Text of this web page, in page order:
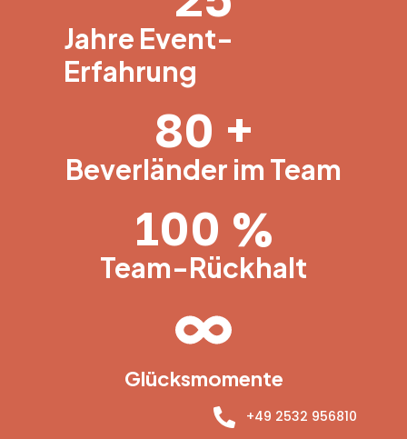
Jahre Event-
Erfahrung
Beverländer im Team
80 +
Team-Rückhalt
100 %
Glücksmomente
+49 2532 956810